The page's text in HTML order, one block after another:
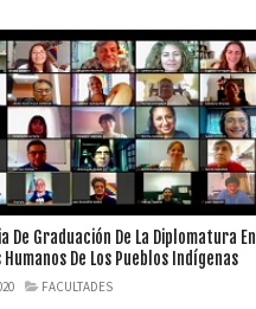
De Graduación De La Diplomatura En
Humanos De Los Pueblos Indígenas
FACULTADES